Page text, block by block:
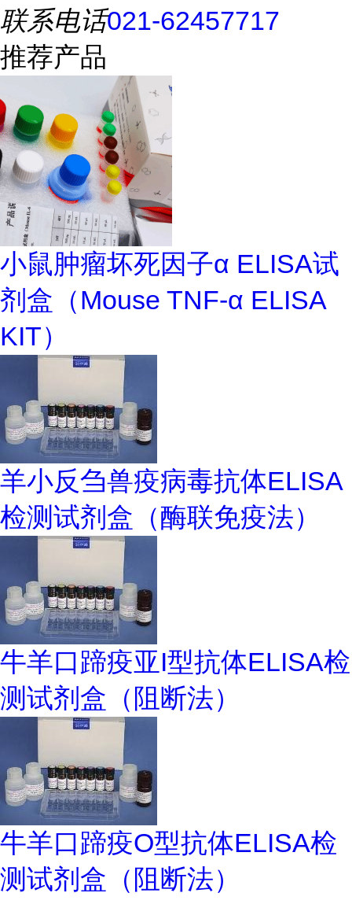
联系电话021-62457717
推荐产品
小鼠肿瘤坏死因子α ELISA试
剂盒（Mouse TNF-α ELISA
KIT）
羊小反刍兽疫病毒抗体ELISA
检测试剂盒（酶联免疫法）
牛羊口蹄疫亚I型抗体ELISA检
测试剂盒（阻断法）
牛羊口蹄疫O型抗体ELISA检
测试剂盒（阻断法）